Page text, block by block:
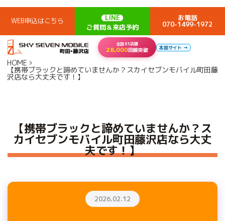
WEB申込はこちら
LINE
ご質問＆来店予約
お電話
070-1499-1972
全国83店舗
28,000回線突破 本部サイト →
HOME
【携帯ブラックと諦めていませんか？スカイセブンモバイル町田藤
沢店なら大丈夫です！】
【携帯ブラックと諦めていませんか？ス
カイセブンモバイル町田藤沢店なら大丈
夫です！】
2026.02.12